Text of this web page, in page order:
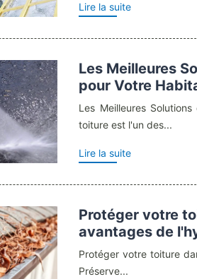
Lire la suite
Les Meilleures
pour Votre
Les Meilleures
toiture est l'un des...
Lire la suite
Protéger votre
avantages de
Protéger votre toiture
Préserve...